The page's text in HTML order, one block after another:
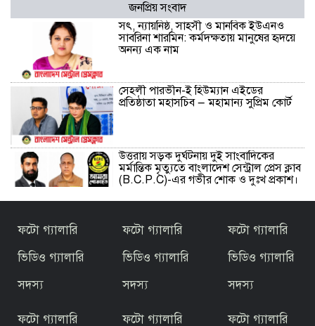
জনপ্রিয় সংবাদ
সৎ, ন্যায়নিষ্ঠ, সাহসী ও মানবিক ইউএনও
সাবরিনা শারমিন: কর্মদক্ষতায় মানুষের হৃদয়ে
অনন্য এক নাম
সেহলী পারভীন-ই হিউম্যান এইডের
প্রতিষ্ঠাতা মহাসচিব — মহামান্য সুপ্রিম কোর্ট
উত্তরায় সড়ক দুর্ঘটনায় দুই সাংবাদিকের
মর্মান্তিক মৃত্যুতে বাংলাদেশ সেন্ট্রাল প্রেস ক্লাব
(B.C.P.C)-এর গভীর শোক ও দুঃখ প্রকাশ।
উত্তরায় সড়ক দুর্ঘটনায় দুই সাংবাদিকের মৃত্যু:
বাংলাদেশ সেন্ট্রাল প্রেস ক্লাবের গভীর শোক,
গাজীপুর বিআরটিএ-তে ঘুষের মহোৎসব
মোটরযান পরিদর্শকের সিন্ডিকেটে জিম্মি
সেবাগ্রহীতারা
ফটো গ্যালারি
ভিডিও গ্যালারি
সদস্য
ফটো গ্যালারি
ভিডিও গ্যালারি
সদস্য
ফটো গ্যালারি
ভিডিও গ্যালারি
সদস্য
ফটো গ্যালারি ফটো গ্যালারি ফটো গ্যালারি